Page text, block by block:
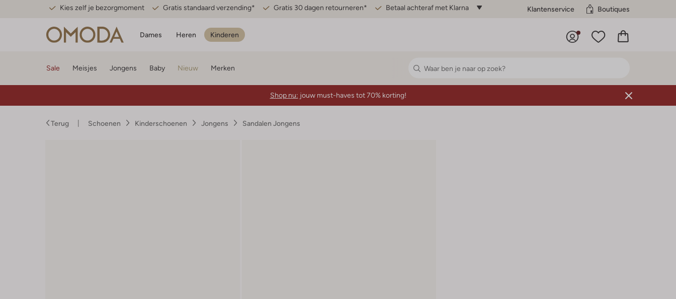
Kies zelf je bezorgmoment Gratis standaard verzending* Gratis 30 dagen retourneren* Betaal achteraf met Klarna Klantenservice Boutiques
Dames Heren Kinderen
Sale Meisjes Jongens Baby Nieuw Merken
Shop nu: jouw must-haves tot 70% korting!
Terug Schoenen Kinderschoenen Jongens Sandalen Jongens